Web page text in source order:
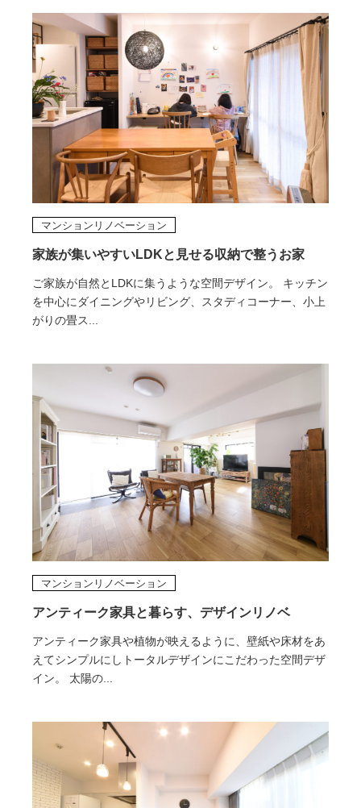
家族が集いやすいLDKと見せる収納で整うお家
ご家族が自然とLDKに集うような空間デザイン。 キッチン
を中心にダイニングやリビング、スタディコーナー、小上
がりの畳ス...
マンションリノベーション
アンティーク家具と暮らす、デザインリノベ
アンティーク家具や植物が映えるように、壁紙や床材をあ
えてシンプルにしトータルデザインにこだわった空間デザ
イン。 太陽の...
マンションリノベーション